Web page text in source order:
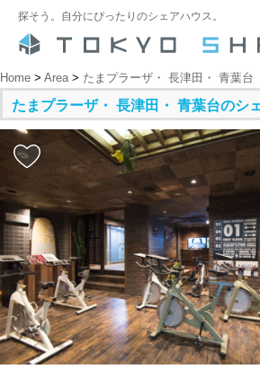
探そう。自分にぴったりのシェアハウス。
Home > Area> たまプラーザ・ 長津田・ 青葉台
たまプラーザ・ 長津田・ 青葉台のシ